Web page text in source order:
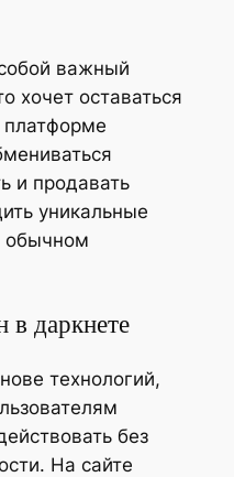
важный
хочет оставаться
и продавать
уникальные
обычном
в даркнете
технологий,
без
На сайте